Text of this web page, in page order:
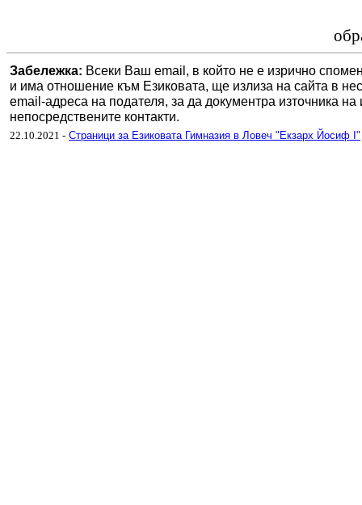
Забележка: Всеки Ваш email, в който не е изрично
и има отношение към Езиковата, ще излиза на сайта в
email-адреса на подателя, за да документра източника
непосредствените контакти.
22.10.2021 - Страници за Езиковата Гимназия в Ловеч "Екзарх Йосиф I"